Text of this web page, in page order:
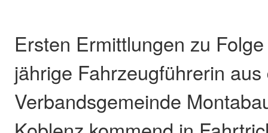
Ersten Ermittlungen zu
jährige Fahrzeugführerin aus
Verbandsgemeinde